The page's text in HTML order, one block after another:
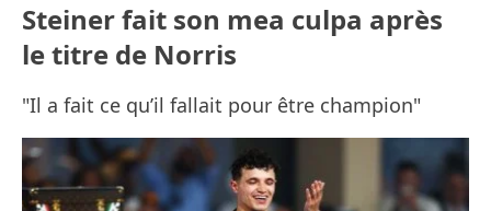
Steiner fait son mea culpa après
le titre de Norris
"Il a fait ce qu’il fallait pour être champion"